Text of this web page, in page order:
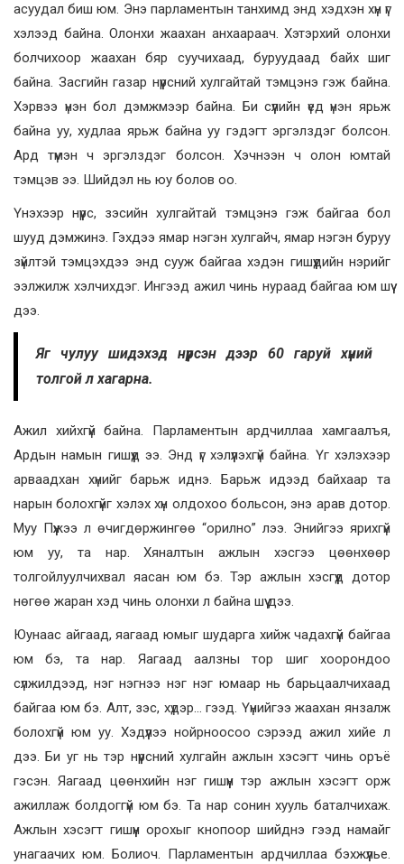
асуудал биш юм. Энэ парламентын танхимд энд хэдхэн хүн үг
хэлээд байна. Олонхи жаахан анхаараач. Хэтэрхий олонхи
болчихоор жаахан бяр суучихаад, буруудаад байх шиг
байна. Засгийн газар нүүрсний хулгайтай тэмцэнэ гэж байна.
Хэрвээ үнэн бол дэмжмээр байна. Би сүүлийн үед үнэн ярьж
байна уу, худлаа ярьж байна уу гэдэгт эргэлздэг болсон.
Ард түмэн ч эргэлздэг болсон. Хэчнээн ч олон юмтай
тэмцэв ээ. Шийдэл нь юу болов оо.
Үнэхээр нүүрс, зэсийн хулгайтай тэмцэнэ гэж байгаа бол
шууд дэмжинэ. Гэхдээ ямар нэгэн хулгайч, ямар нэгэн буруу
зүйлтэй тэмцэхдээ энд сууж байгаа хэдэн гишүүдийн нэрийг
ээлжилж хэлчихдэг. Ингээд ажил чинь нураад байгаа юм шүү
дээ.
Яг чулуу шидэхэд нүүрсэн дээр 60 гаруй хүний
толгой л хагарна.
Ажил хийхгүй байна. Парламентын ардчиллаа хамгаалъя,
Ардын намын гишүүд ээ. Энд үг хэлүүлэхгүй байна. Үг хэлэхээр
арваадхан хүнийг барьж иднэ. Барьж идээд байхаар та
нарын болохгүйг хэлэх хүн олдохоо больсон, энэ арав дотор.
Муу Пүүжээ л өчигдөржингөө “орилно” лээ. Энийгээ ярихгүй
юм уу, та нар. Хяналтын ажлын хэсгээ цөөнхөөр
толгойлуулчихвал яасан юм бэ. Тэр ажлын хэсгүүд дотор
нөгөө жаран хэд чинь олонхи л байна шүү дээ.
Юунаас айгаад, яагаад юмыг шударга хийж чадахгүй байгаа
юм бэ, та нар. Яагаад аалзны тор шиг хоорондоо
сүлжилдээд, нэг нэгнээ нэг нэг юмаар нь барьцаалчихаад
байгаа юм бэ. Алт, зэс, хүдэр… гээд. Үүнийгээ жаахан янзалж
болохгүй юм уу. Хэдүүлээ нойрноосоо сэрээд ажил хийе л
дээ. Би уг нь тэр нүүрсний хулгайн ажлын хэсэгт чинь оръё
гэсэн. Яагаад цөөнхийн нэг гишүүн тэр ажлын хэсэгт орж
ажиллаж болдоггүй юм бэ. Та нар сонин хууль баталчихаж.
Ажлын хэсэгт гишүүн орохыг кнопоор шийднэ гээд намайг
унагаачих юм. Болиоч. Парламентын ардчиллаа бэхжүүлье.